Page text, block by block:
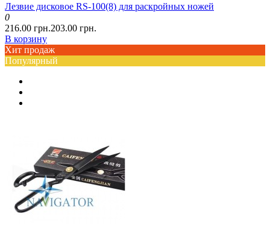
Лезвие дисковое RS-100(8) для раскройных ножей
0
216.00 грн.203.00 грн.
В корзину
Хит продаж
Популярный